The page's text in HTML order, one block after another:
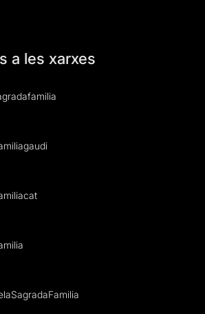
a les xarxes